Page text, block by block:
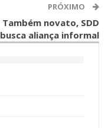
PRÓXIMO
Também novato, SDD
busca aliança informal